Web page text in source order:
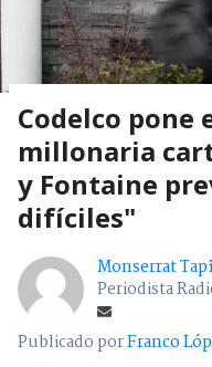
Codelco pone
millonaria
y Fontaine
difíciles"
Monserrat
Periodista
Publicado porFranco